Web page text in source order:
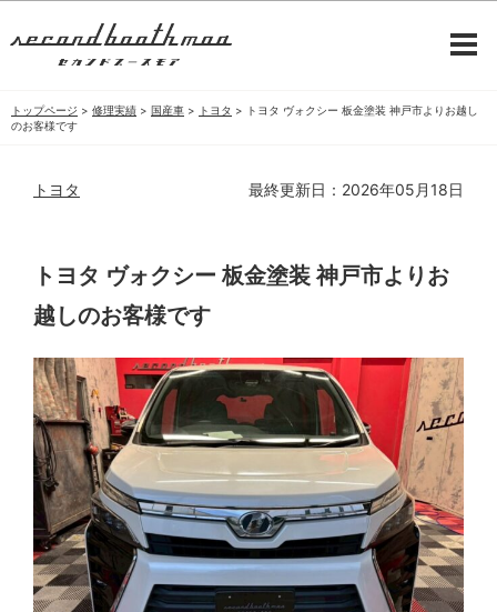
トップページ > 修理実績 > 国産車 > トヨタ > トヨタ ヴォクシー 板金塗装 神戸市よりお越し
のお客様です
トヨタ 最終更新日：2026年05月18日
トヨタ ヴォクシー 板金塗装 神戸市よりお
越しのお客様です